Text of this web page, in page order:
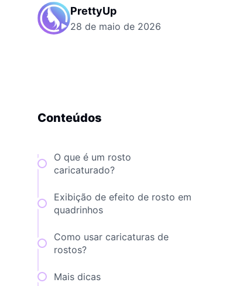
PrettyUp
28 de maio de 2026
Conteúdos
O que é um rosto
caricaturado?
Exibição de efeito de rosto em
quadrinhos
Como usar caricaturas de
rostos?
Mais dicas